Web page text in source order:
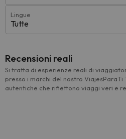
Lingue
Tutte
Recensioni reali
Si tratta di esperienze reali di
presso i marchi del nostro ViajesParaTi
autentiche che riflettono viaggi veri e